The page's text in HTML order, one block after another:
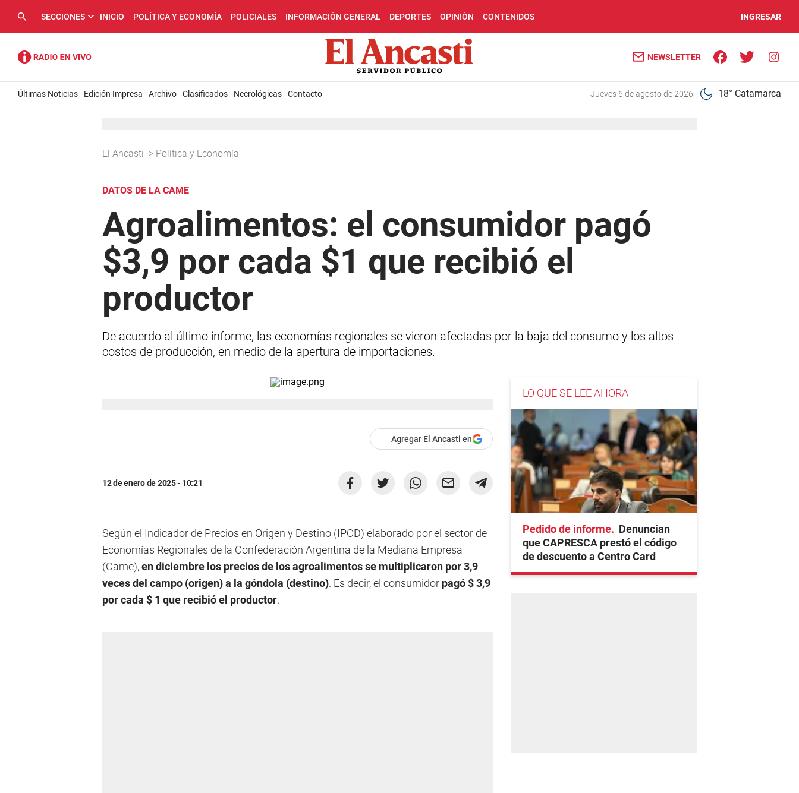
SECCIONES INICIO POLÍTICA Y ECONOMÍA POLICIALES INFORMACIÓN GENERAL DEPORTES OPINIÓN CONTENIDOS INGRESAR
NEWSLETTER
Últimas Noticias Edición Impresa Archivo Clasificados Necrológicas Contacto jueves 6 de agosto de 2026 18° Catamarca
El Ancasti > Política y Economía
DATOS DE LA CAME
Agroalimentos: el consumidor pagó
$3,9 por cada $1 que recibió el
productor
De acuerdo al último informe, las economías regionales se vieron afectadas por la baja del consumo y los altos
costos de producción, en medio de la apertura de importaciones.
Agregar El Ancasti en
12 de enero de 2025 - 10:21
Según el Indicador de Precios en Origen y Destino (IPOD) elaborado por el sector de
Economías Regionales de la Confederación Argentina de la Mediana Empresa
(Came),en diciembre los precios de los agroalimentos se multiplicaron por 3,9
veces del campo (origen) a la góndola (destino). Es decir, el consumidor pagó $ 3,9
por cada $ 1 que recibió el productor.
LO QUE SE LEE AHORA
Pedido de informe
Denuncian
que CAPRESCA prestó el código
de descuento a Centro Card